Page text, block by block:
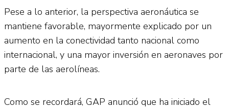
Pese a lo anterior, la perspectiva aeronáutica se
mantiene favorable, mayormente explicado por un
aumento en la conectividad tanto nacional como
internacional, y una mayor inversión en aeronaves por
parte de las aerolíneas.
Como se recordará, GAP anunció que ha iniciado el